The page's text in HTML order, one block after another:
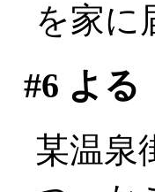
を家に
#6 よる
某温泉